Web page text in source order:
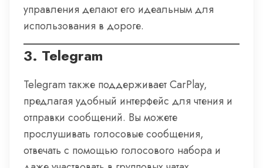
управления делают его идеальным для
использования в дороге.
3. Telegram
Telegram также поддерживает CarPlay,
предлагая удобный интерфейс для чтения и
отправки сообщений. Вы можете
прослушивать голосовые сообщения,
отвечать с помощью голосового набора и